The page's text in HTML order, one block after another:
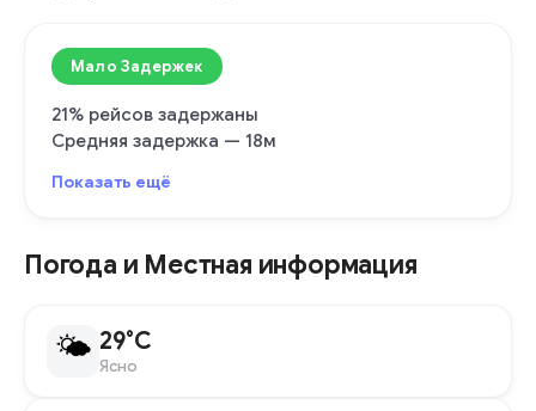
Мало Задержек
21% рейсов задержаны
Средняя задержка — 18м
Показать ещё
Погода и Местная информация
🌤 29°C
Ясно